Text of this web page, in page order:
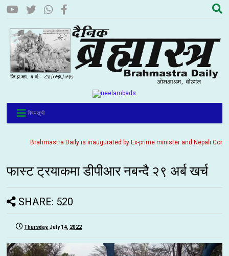
विषयसूची
Brahmastra Daily is inaugurated by Ex-prime minister and Nepali
फास्ट ट्रयाकमा डीपीआर नबन्दै २९ अर्ब खर्च
SHARE: 520
Thursday, July 14, 2022